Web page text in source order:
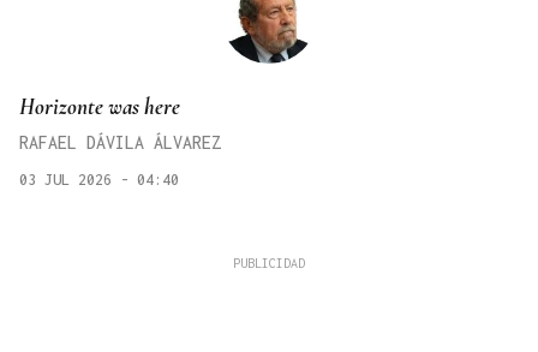
Horizonte was here
RAFAEL DÁVILA ÁLVAREZ
03 JUL 2026 - 04:40